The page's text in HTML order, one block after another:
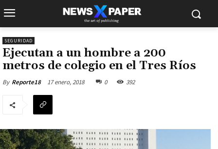
SEGURIDAD
Ejecutan a un hombre a 200
metros de colegio en el Tres Ríos
By Reporte18 17 enero, 2018 0 392